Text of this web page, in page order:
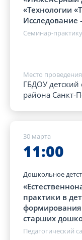
«Технологии
Исследование
Семинар-
Место проведения
ГБДОУ детский
района Санкт-
30 марта
11:00
Дошкольное
практики в
формирования
старших
Педагогический